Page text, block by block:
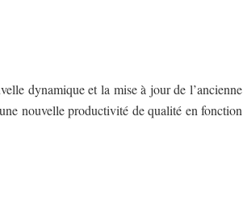
dynamique et la mise à jour de l’ancienne
nouvelle productivité de qualité en fonction